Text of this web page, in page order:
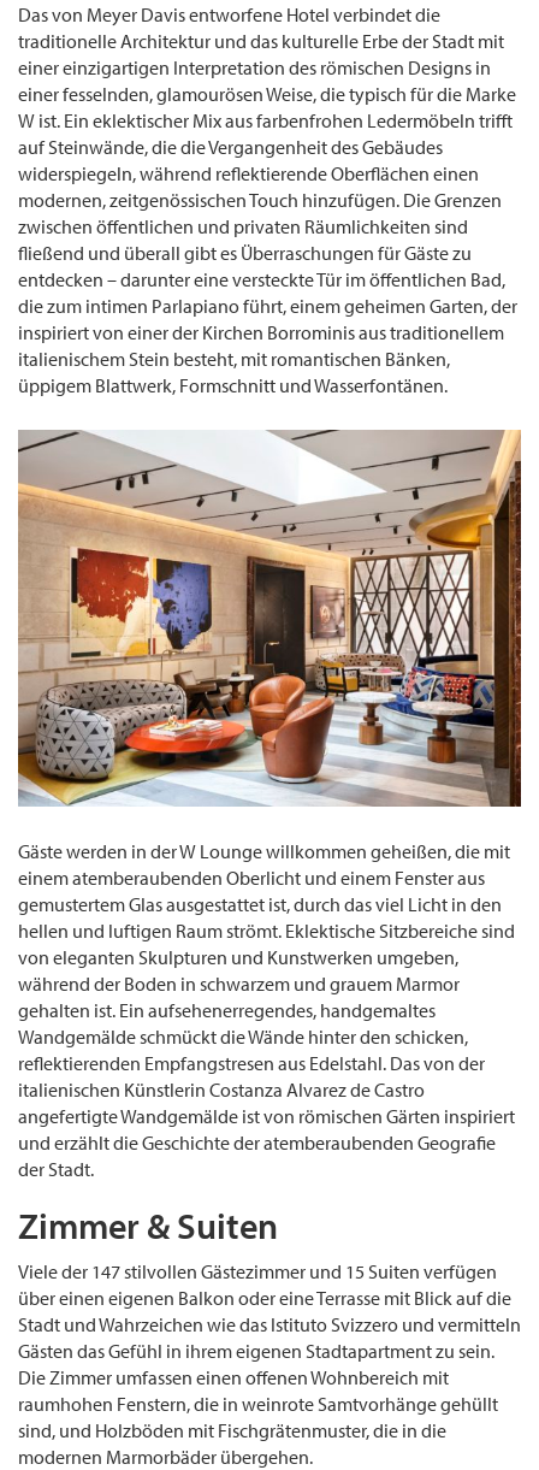
Das von Meyer Davis entworfene Hotel verbindet die
traditionelle Architektur und das kulturelle Erbe der Stadt mit
einer einzigartigen Interpretation des römischen Designs in
einer fesselnden, glamourösen Weise, die typisch für die Marke
W ist. Ein eklektischer Mix aus farbenfrohen Ledermöbeln trifft
auf Steinwände, die die Vergangenheit des Gebäudes
widerspiegeln, während reflektierende Oberflächen einen
modernen, zeitgenössischen Touch hinzufügen. Die Grenzen
zwischen öffentlichen und privaten Räumlichkeiten sind
fließend und überall gibt es Überraschungen für Gäste zu
entdecken – darunter eine versteckte Tür im öffentlichen Bad,
die zum intimen Parlapiano führt, einem geheimen Garten, der
inspiriert von einer der Kirchen Borrominis aus traditionellem
italienischem Stein besteht, mit romantischen Bänken,
üppigem Blattwerk, Formschnitt und Wasserfontänen.
Gäste werden in der W Lounge willkommen geheißen, die mit
einem atemberaubenden Oberlicht und einem Fenster aus
gemustertem Glas ausgestattet ist, durch das viel Licht in den
hellen und luftigen Raum strömt. Eklektische Sitzbereiche sind
von eleganten Skulpturen und Kunstwerken umgeben,
während der Boden in schwarzem und grauem Marmor
gehalten ist. Ein aufsehenerregendes, handgemaltes
Wandgemälde schmückt die Wände hinter den schicken,
reflektierenden Empfangstresen aus Edelstahl. Das von der
italienischen Künstlerin Costanza Alvarez de Castro
angefertigte Wandgemälde ist von römischen Gärten inspiriert
und erzählt die Geschichte der atemberaubenden Geografie
der Stadt.
Zimmer & Suiten
Viele der 147 stilvollen Gästezimmer und 15 Suiten verfügen
über einen eigenen Balkon oder eine Terrasse mit Blick auf die
Stadt und Wahrzeichen wie das Istituto Svizzero und vermitteln
Gästen das Gefühl in ihrem eigenen Stadtapartment zu sein.
Die Zimmer umfassen einen offenen Wohnbereich mit
raumhohen Fenstern, die in weinrote Samtvorhänge gehüllt
sind, und Holzböden mit Fischgrätenmuster, die in die
modernen Marmorbäder übergehen.